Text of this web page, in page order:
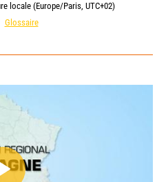
locale (Europe/Paris, UTC+02)
Glossaire